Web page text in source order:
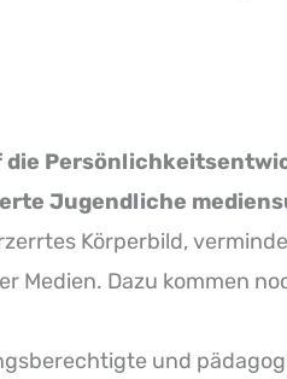
Jugendliche
Körperbild,
Medien. Dazu kommen
und